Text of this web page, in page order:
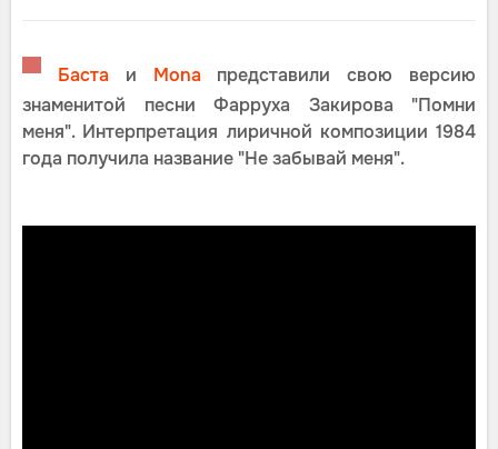
▀ Бастаи Monaпредставили свою версию
знаменитой песни Фарруха Закирова "Помни
меня". Интерпретация лиричной композиции 1984
года получила название "Не забывай меня".